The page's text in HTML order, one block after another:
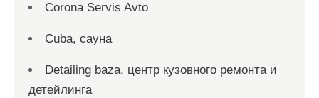
Corona Servis Avto
Cuba, сауна
Detailing baza, центр кузовного ремонта и
детейлинга